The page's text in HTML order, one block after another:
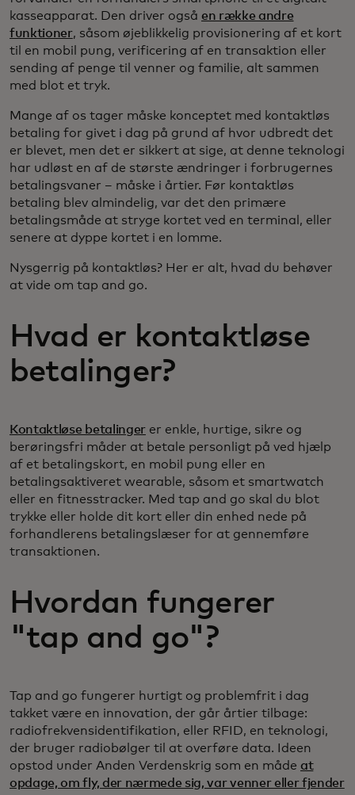
kasseapparat. Den driver også en række andre
funktioner, såsom øjeblikkelig provisionering af et kort
til en mobil pung, verificering af en transaktion eller
sending af penge til venner og familie, alt sammen
med blot et tryk.
Mange af os tager måske konceptet med kontaktløs
betaling for givet i dag på grund af hvor udbredt det
er blevet, men det er sikkert at sige, at denne teknologi
har udløst en af de største ændringer i forbrugernes
betalingsvaner – måske i årtier. Før kontaktløs
betaling blev almindelig, var det den primære
betalingsmåde at stryge kortet ved en terminal, eller
senere at dyppe kortet i en lomme.
Nysgerrig på kontaktløs? Her er alt, hvad du behøver
at vide om tap and go.
Hvad er kontaktløse
betalinger?
Kontaktløse betalingerer enkle, hurtige, sikre og
berøringsfri måder at betale personligt på ved hjælp
af et betalingskort, en mobil pung eller en
betalingsaktiveret wearable, såsom et smartwatch
eller en fitnesstracker. Med tap and go skal du blot
trykke eller holde dit kort eller din enhed nede på
forhandlerens betalingslæser for at gennemføre
transaktionen.
Hvordan fungerer
"tap and go"?
Tap and go fungerer hurtigt og problemfrit i dag
takket være en innovation, der går årtier tilbage:
radiofrekvensidentifikation, eller RFID, en teknologi,
der bruger radiobølger til at overføre data. Ideen
opstod under Anden Verdenskrig som en måde at
opdage, om fly, der nærmede sig, var venner eller fjender